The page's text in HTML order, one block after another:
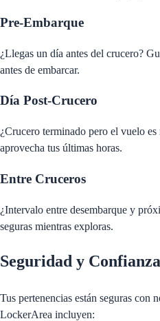
Pre-Embarque
¿Llegas un día antes del crucero?
antes de embarcar.
Día Post-Crucero
¿Crucero terminado pero el vuelo
aprovecha tus últimas horas.
Entre Cruceros
¿Intervalo entre desembarque y
seguras mientras exploras.
Seguridad y Confianza
Tus pertenencias están seguras con
LockerArea incluyen: